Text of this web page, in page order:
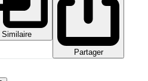
Similaire
Partager